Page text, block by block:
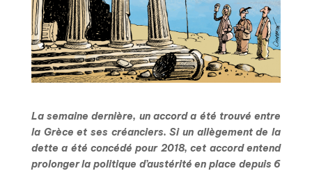
La semaine dernière, un accord a été trouvé entre
la Grèce et ses créanciers. Si un allègement de la
dette a été concédé pour 2018, cet accord entend
prolonger la politique d’austérité en place depuis 6